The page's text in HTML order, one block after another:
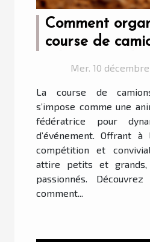
Comment
course de
?
Mer. 10
La course de
s’impose comme une
fédératrice pour
d’événement. Offrant
compétition et
attire petits et grands,
passionnés.
comment...